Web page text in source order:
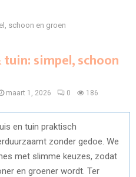
schoon en groen
simpel, schoon
maart 1, 2026 0 186
en tuin praktisch
zonder gedoe. We
met slimme keuzes, zodat
en groener wordt. Ter